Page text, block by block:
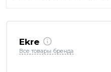
Ekre
Все товары бренда